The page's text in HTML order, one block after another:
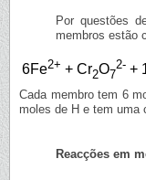
Por questões
membros estão
6Fe2+ + Cr2O7
2- +
Cada membro tem 6
moles de H e tem uma
Reacções em